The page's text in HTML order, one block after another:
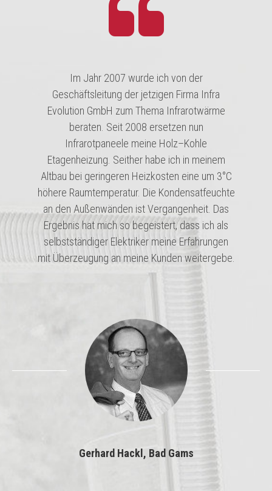
Im Jahr 2007 wurde ich von der
Geschäftsleitung der jetzigen Firma Infra
Evolution GmbH zum Thema Infrarotwärme
beraten. Seit 2008 ersetzen nun
Infrarotpaneele meine Holz–Kohle
Etagenheizung. Seither habe ich in meinem
Altbau bei geringeren Heizkosten eine um 3°C
höhere Raumtemperatur. Die Kondensatfeuchte
an den Außenwänden ist Vergangenheit. Das
Ergebnis hat mich so begeistert, dass ich als
selbstständiger Elektriker meine Erfahrungen
mit Überzeugung an meine Kunden weitergebe.
Gerhard Hackl, Bad Gams